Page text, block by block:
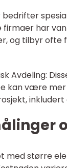
firmaer har
og tilbyr ofte
Avdeling:
kan være
inkludert
med større